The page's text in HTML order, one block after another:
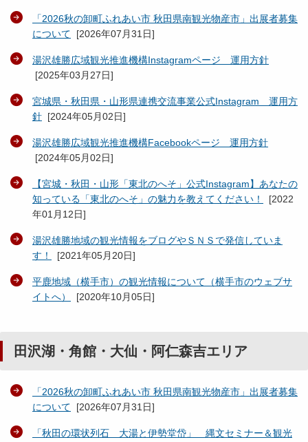
「2026秋の卸町ふれあい市 秋田県南観光物産市」出展者募集
について [2026年07月31日]
湯沢雄勝広域観光推進機構Instagramページ 運用方針
[2025年03月27日]
宮城県・秋田県・山形県連携交流事業公式Instagram 運用方
針 [2024年05月02日]
湯沢雄勝広域観光推進機構Facebookページ 運用方針
[2024年05月02日]
【宮城・秋田・山形「東北のへそ」公式Instagram】あなたの
知っている「東北のへそ」の魅力を教えてください！
[2022
年01月12日]
湯沢雄勝地域の観光情報をブログやＳＮＳで発信していま
す！
[2021年05月20日]
平鹿地域（横手市）の観光情報について（横手市のウェブサ
イトへ）
[2020年10月05日]
田沢湖・角館・大仙・阿仁森吉エリア
「2026秋の卸町ふれあい市 秋田県南観光物産市」出展者募集
について [2026年07月31日]
「秋田の環状列石 大湯と伊勢堂岱」 縄文セミナー＆観光